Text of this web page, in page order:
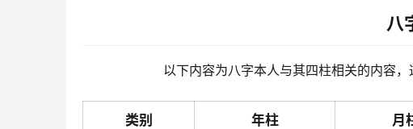
八
以下内容为八字本人与其四柱相关的内容
类别 年柱 月